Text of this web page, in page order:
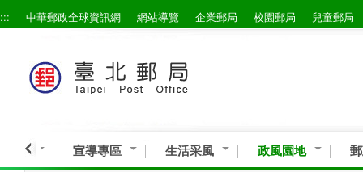
跳到主要內容區塊
::: 中華郵政全球資訊網 網站導覽 企業郵局 校園郵局 兒童郵局
活動 宣導專區 生活采風 政風園地